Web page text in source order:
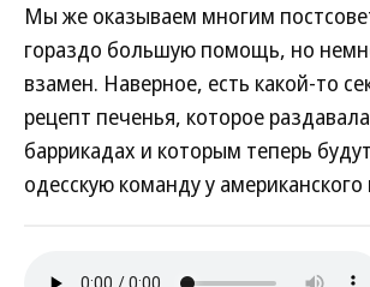
Мы же оказываем многим
гораздо большую помощь, но
взамен. Наверное, есть какой-то
рецепт печенья, которое
баррикадах и которым теперь
одесскую команду у американского